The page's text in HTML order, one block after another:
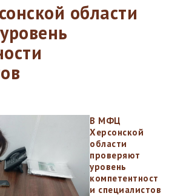
области
В МФЦ
Херсонской
области
проверяют
уровень
компетентност
и специалистов